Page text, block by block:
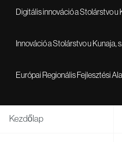
Digitális innováció a Stolárstvo u
Innováció a Stolárstvo u Kunaja,
Európai Regionális Fejlesztési
Kezdőlap